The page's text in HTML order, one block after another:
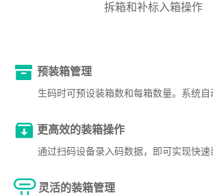
拆箱和补标入箱操作
预装箱管理
生码时可预设装箱数和每箱数量。系统自
更高效的装箱操作
通过扫码设备录入码数据，即可实现快速
灵活的装箱管理